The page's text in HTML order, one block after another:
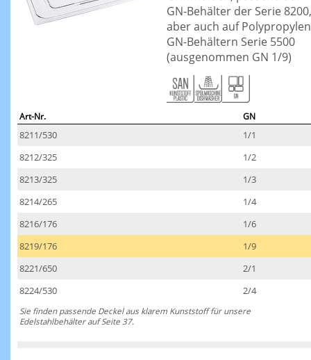
GN-Behälter der Serie 8200,
aber auch auf
GN-Behältern Serie 5500
(ausgenommen GN 1/9)
Art-Nr. GN
8211/530
1/1
8212/325
1/2
8213/325
1/3
8214/265
1/4
8216/176
1/6
8219/176
1/9
8221/650
2/1
8224/530
2/4
Sie finden passende Deckel aus klarem Kunststoff für unsere
Edelstahlbehälter auf Seite 37.